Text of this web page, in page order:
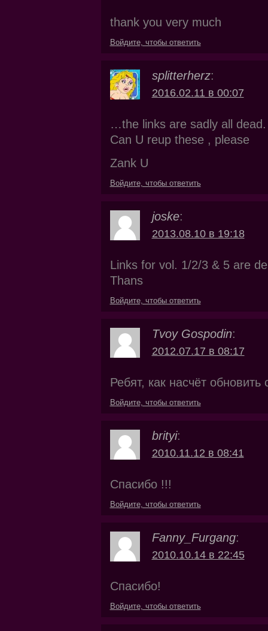
thank you very much
Войдите, чтобы ответить
splitterherz:
2016.02.11 в 00:07
…the links are sadly all dead.
Can U reup these , please
Zank U
Войдите, чтобы ответить
joske:
2013.08.10 в 19:18
Links for vol. 1/2/3 & 5 are
Thans
Войдите, чтобы ответить
Tvoy Gospodin:
2012.07.17 в 08:17
Ребят, как насчёт обновить
Войдите, чтобы ответить
brityi:
2010.11.12 в 08:41
Спасибо !!!
Войдите, чтобы ответить
Fanny_Furgang:
2010.10.14 в 22:45
Спасибо!
Войдите, чтобы ответить